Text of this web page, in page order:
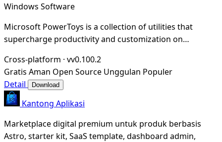
Windows Software
Microsoft PowerToys is a collection of utilities that
supercharge productivity and customization on
Cross-platform · vv0.100.2
Gratis Aman Open Source Unggulan Populer
Detail
Download
Kantong Aplikasi
Marketplace digital premium untuk produk berbasis
Astro, starter kit, SaaS template, dashboard admin,